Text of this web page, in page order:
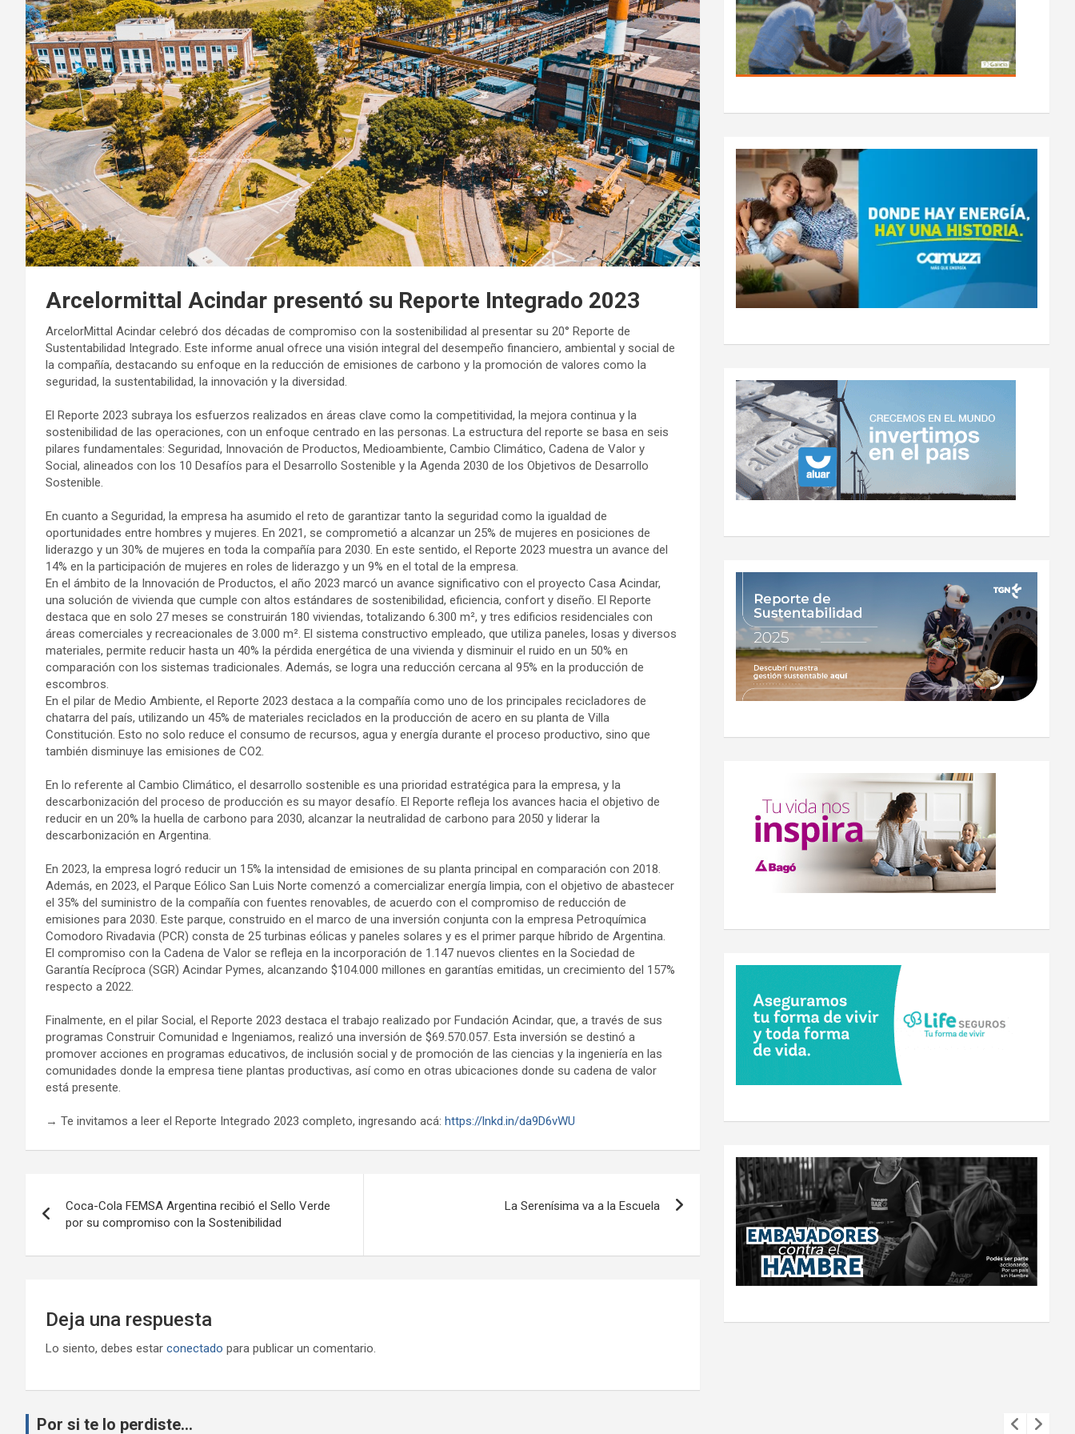
Arcelormittal Acindar presentó su Reporte Integrado 2023
ArcelorMittal Acindar celebró dos décadas de compromiso con la sostenibilidad al presentar su 20° Reporte de
Sustentabilidad Integrado. Este informe anual ofrece una visión integral del desempeño financiero, ambiental y social de
la compañía, destacando su enfoque en la reducción de emisiones de carbono y la promoción de valores como la
seguridad, la sustentabilidad, la innovación y la diversidad.
El Reporte 2023 subraya los esfuerzos realizados en áreas clave como la competitividad, la mejora continua y la
sostenibilidad de las operaciones, con un enfoque centrado en las personas. La estructura del reporte se basa en seis
pilares fundamentales: Seguridad, Innovación de Productos, Medioambiente, Cambio Climático, Cadena de Valor y
Social, alineados con los 10 Desafíos para el Desarrollo Sostenible y la Agenda 2030 de los Objetivos de Desarrollo
Sostenible.
En cuanto a Seguridad, la empresa ha asumido el reto de garantizar tanto la seguridad como la igualdad de
oportunidades entre hombres y mujeres. En 2021, se comprometió a alcanzar un 25% de mujeres en posiciones de
liderazgo y un 30% de mujeres en toda la compañía para 2030. En este sentido, el Reporte 2023 muestra un avance del
14% en la participación de mujeres en roles de liderazgo y un 9% en el total de la empresa.
En el ámbito de la Innovación de Productos, el año 2023 marcó un avance significativo con el proyecto Casa Acindar,
una solución de vivienda que cumple con altos estándares de sostenibilidad, eficiencia, confort y diseño. El Reporte
destaca que en solo 27 meses se construirán 180 viviendas, totalizando 6.300 m², y tres edificios residenciales con
áreas comerciales y recreacionales de 3.000 m². El sistema constructivo empleado, que utiliza paneles, losas y diversos
materiales, permite reducir hasta un 40% la pérdida energética de una vivienda y disminuir el ruido en un 50% en
comparación con los sistemas tradicionales. Además, se logra una reducción cercana al 95% en la producción de
escombros.
En el pilar de Medio Ambiente, el Reporte 2023 destaca a la compañía como uno de los principales recicladores de
chatarra del país, utilizando un 45% de materiales reciclados en la producción de acero en su planta de Villa
Constitución. Esto no solo reduce el consumo de recursos, agua y energía durante el proceso productivo, sino que
también disminuye las emisiones de CO2.
En lo referente al Cambio Climático, el desarrollo sostenible es una prioridad estratégica para la empresa, y la
descarbonización del proceso de producción es su mayor desafío. El Reporte refleja los avances hacia el objetivo de
reducir en un 20% la huella de carbono para 2030, alcanzar la neutralidad de carbono para 2050 y liderar la
descarbonización en Argentina.
En 2023, la empresa logró reducir un 15% la intensidad de emisiones de su planta principal en comparación con 2018.
Además, en 2023, el Parque Eólico San Luis Norte comenzó a comercializar energía limpia, con el objetivo de abastecer
el 35% del suministro de la compañía con fuentes renovables, de acuerdo con el compromiso de reducción de
emisiones para 2030. Este parque, construido en el marco de una inversión conjunta con la empresa Petroquímica
Comodoro Rivadavia (PCR) consta de 25 turbinas eólicas y paneles solares y es el primer parque híbrido de Argentina.
El compromiso con la Cadena de Valor se refleja en la incorporación de 1.147 nuevos clientes en la Sociedad de
Garantía Recíproca (SGR) Acindar Pymes, alcanzando $104.000 millones en garantías emitidas, un crecimiento del 157%
respecto a 2022.
Finalmente, en el pilar Social, el Reporte 2023 destaca el trabajo realizado por Fundación Acindar, que, a través de sus
programas Construir Comunidad e Ingeniamos, realizó una inversión de $69.570.057. Esta inversión se destinó a
promover acciones en programas educativos, de inclusión social y de promoción de las ciencias y la ingeniería en las
comunidades donde la empresa tiene plantas productivas, así como en otras ubicaciones donde su cadena de valor
está presente.
→ Te invitamos a leer el Reporte Integrado 2023 completo, ingresando acá: https://lnkd.in/da9D6vWU
de
entradas
Coca-Cola FEMSA Argentina recibió el Sello Verde
por su compromiso con la Sostenibilidad
La Serenísima va a la Escuela
Deja una respuesta
Lo siento, debes estar conectado para publicar un comentario.
Por si te lo perdiste...